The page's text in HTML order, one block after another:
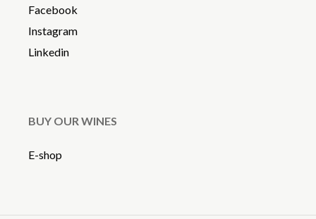
Facebook
Instagram
Linkedin
BUY OUR WINES
E-shop